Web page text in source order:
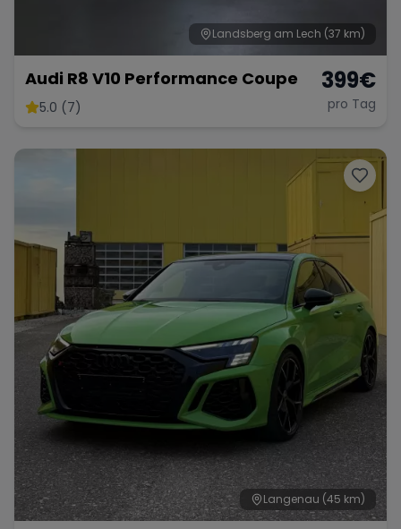
Landsberg am Lech (37 km)
Audi R8 V10 Performance Coupe
5.0 (7)
399€
pro Tag
Langenau (45 km)